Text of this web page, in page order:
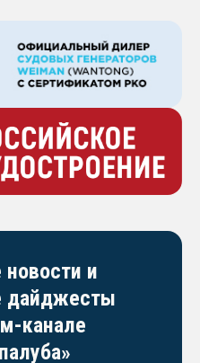
и
дайджесты
канале